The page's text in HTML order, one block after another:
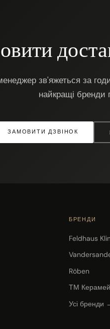
зв'яжеться за
найкращі бренди
ЗАМОВИТИ ДЗВІНОК
БРЕНДИ
Feldhaus
Röben
ТМ
Усі бренди